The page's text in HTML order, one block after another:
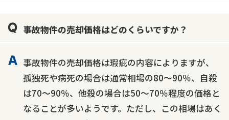
事故物件の売却価格はどのくらいですか？
事故物件の売却価格は瑕疵の内容によりますが、
孤独死や病死の場合は通常相場の80～90％、自殺
は70～90％、他殺の場合は50～70％程度の価格と
なることが多いようです。ただし、この相場はあく